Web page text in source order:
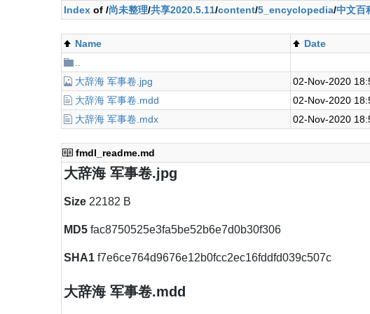
Index of /尚未整理/共享2020.5.11/content/5_encyclopedia/中文百
Name Date
大辞海 军事卷.jpg
02-Nov-2020
大辞海 军事卷.mdd
02-Nov-2020
大辞海 军事卷.mdx
02-Nov-2020
fmdl_readme.md
大辞海 军事卷.jpg
Size 22182 B
MD5 fac8750525e3fa5be52b6e7d0b30f306
SHA1 f7e6ce764d9676e12b0fcc2ec16fddfd039c507c
大辞海 军事卷.mdd